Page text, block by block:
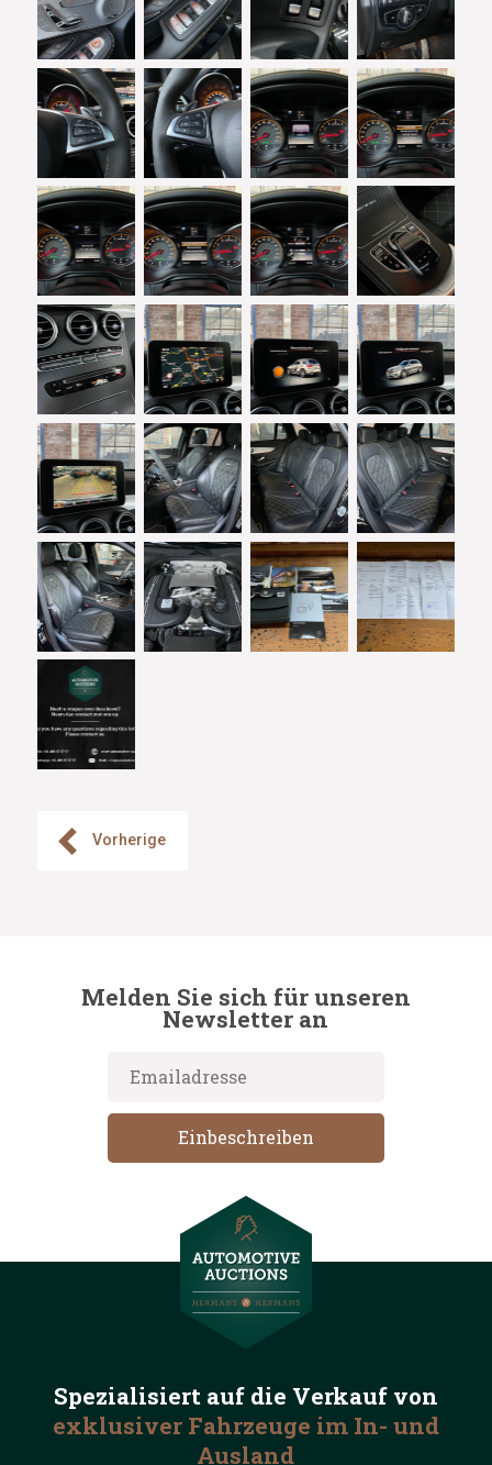
Vorherige
Melden Sie sich für unseren
Newsletter an
Spezialisiert auf die Verkauf von
exklusiver Fahrzeuge im In- und
Ausland